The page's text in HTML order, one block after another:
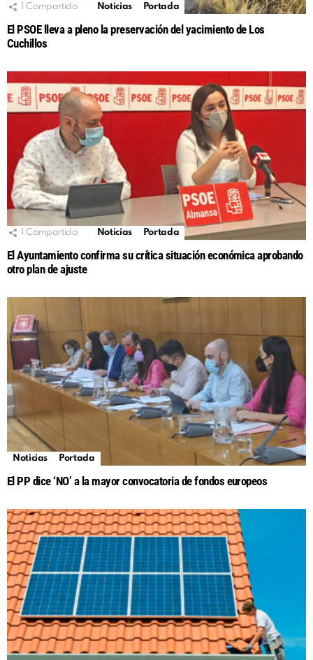
Compartido Noticias Portada
El PSOE lleva a pleno la preservación del yacimiento de Los
Cuchillos
Compartido Noticias Portada
El Ayuntamiento confirma su crítica situación económica aprobando
otro plan de ajuste
Noticias Portada
El PP dice ‘NO’ a la mayor convocatoria de fondos europeos